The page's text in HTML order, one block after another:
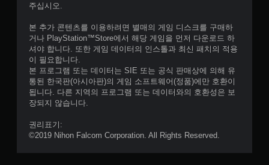
주십시오.
본 추가 콘텐츠를 이용하려면 별매의 게임 디스크를 구매하
거나 PlayStation™Store에서 해당 게임을 먼저 다운로드 하
셔야 합니다. 또한 게임 데이터의 인스톨과 최신 패치의 적용
이 필요합니다.
본 프로그램 또는 데이터는 SIE 또는 공식 판매상에 의해 유
통된 한국판(아시아판)의 게임 소프트웨어(정품)에만 호환이
됩니다. 다른 지역의 프로그램 또는 데이터와의 호환성은 보
장되지 않습니다.
권리표기:
©2019 Nihon Falcom Corporation. All Rights Reserved.